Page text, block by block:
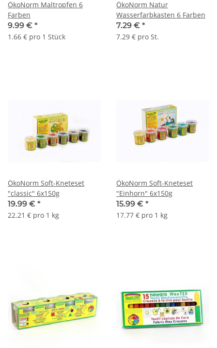
ÖkoNorm Maltropfen 6
Farben
9.99 € *
1.66 € pro 1 Stück
ÖkoNorm Natur
Wasserfarbkasten 6 Farben
7.29 € *
7.29 € pro St.
ÖkoNorm Soft-Kneteset
"classic" 6x150g
19.99 € *
22.21 € pro 1 kg
ÖkoNorm Soft-Kneteset
"Einhorn" 6x150g
15.99 € *
17.77 € pro 1 kg